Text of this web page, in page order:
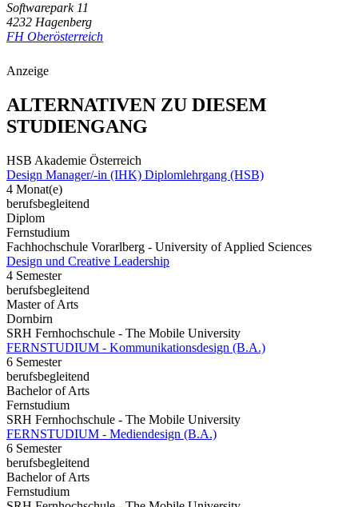
Softwarepark 11
4232 Hagenberg
FH Oberösterreich
Anzeige
ALTERNATIVEN ZU DIESEM
STUDIENGANG
HSB Akademie Österreich
Design Manager/-in (IHK) Diplomlehrgang (HSB)
4 Monat(e)
berufsbegleitend
Diplom
Fernstudium
Fachhochschule Vorarlberg - University of Applied Sciences
Design und Creative Leadership
4 Semester
berufsbegleitend
Master of Arts
Dornbirn
SRH Fernhochschule - The Mobile University
FERNSTUDIUM - Kommunikationsdesign (B.A.)
6 Semester
berufsbegleitend
Bachelor of Arts
Fernstudium
SRH Fernhochschule - The Mobile University
FERNSTUDIUM - Mediendesign (B.A.)
6 Semester
berufsbegleitend
Bachelor of Arts
Fernstudium